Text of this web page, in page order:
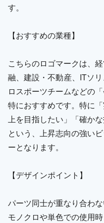
す。
【おすすめの業種】
こちらのロゴマークは、
融、建設・不動産、ITソ
ロスポーツチームなどの
特におすすめです。特に
上を目指したい」「確か
という、上昇志向の強い
ーとなります。
【デザインポイント】
パーツ同士が重なり合わ
モノクロや単色での使用